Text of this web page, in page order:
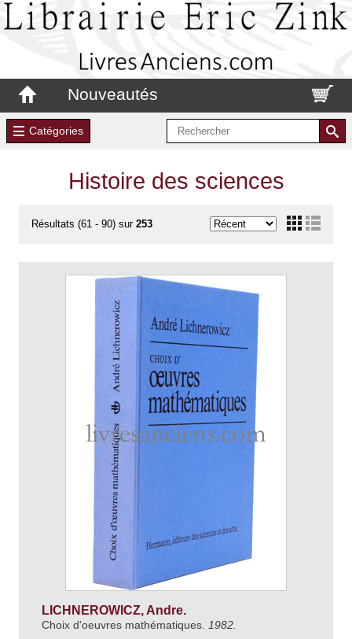
Nouveautés
Catégories
Histoire des sciences
Résultats (61 - 90) sur 253
LICHNEROWICZ, Andre.
Choix d'oeuvres mathématiques. 1982.